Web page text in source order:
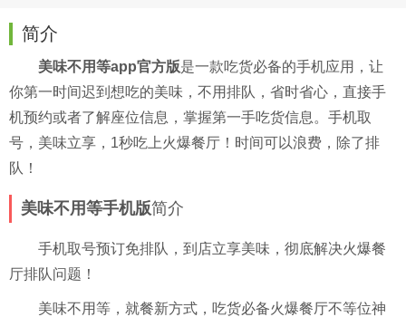
简介
美味不用等app官方版是一款吃货必备的手机应用，让
你第一时间迟到想吃的美味，不用排队，省时省心，直接手
机预约或者了解座位信息，掌握第一手吃货信息。手机取
号，美味立享，1秒吃上火爆餐厅！时间可以浪费，除了排
队！
美味不用等手机版简介
手机取号预订免排队，到店立享美味，彻底解决火爆餐
厅排队问题！
美味不用等，就餐新方式，吃货必备火爆餐厅不等位神